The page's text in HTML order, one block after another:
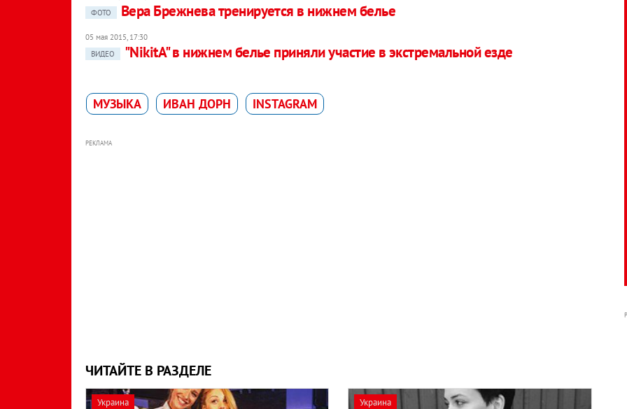
ФОТО
Вера Брежнева тренируется в нижнем белье
05 мая 2015, 17:30
ВИДЕО
"NikitA" в нижнем белье приняли участие в экстремальной езде
МУЗЫКА ИВАН ДОРН INSTAGRAM
РЕКЛАМА
ЧИТАЙТЕ В РАЗДЕЛЕ
Украина Украина